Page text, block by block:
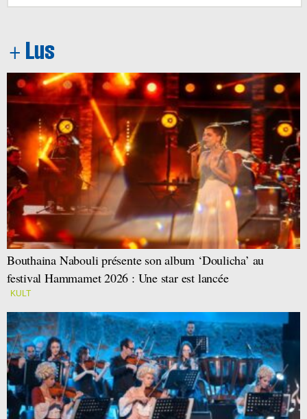
Bouthaina Nabouli présente son album ‘Doulicha’ au
festival Hammamet 2026 : Une star est lancée
KULT